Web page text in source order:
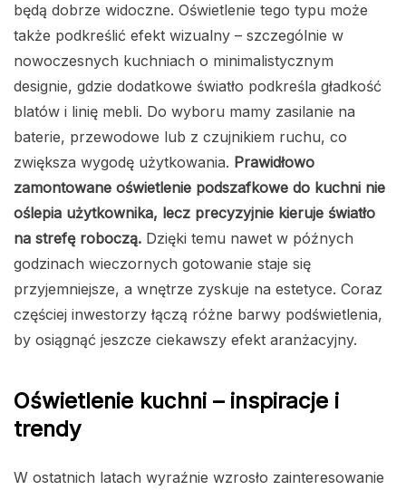
będą dobrze widoczne. Oświetlenie tego typu może
także podkreślić efekt wizualny – szczególnie w
nowoczesnych kuchniach o minimalistycznym
designie, gdzie dodatkowe światło podkreśla gładkość
blatów i linię mebli. Do wyboru mamy zasilanie na
baterie, przewodowe lub z czujnikiem ruchu, co
zwiększa wygodę użytkowania. Prawidłowo
zamontowane oświetlenie podszafkowe do kuchni nie
oślepia użytkownika, lecz precyzyjnie kieruje światło
na strefę roboczą. Dzięki temu nawet w późnych
godzinach wieczornych gotowanie staje się
przyjemniejsze, a wnętrze zyskuje na estetyce. Coraz
częściej inwestorzy łączą różne barwy podświetlenia,
by osiągnąć jeszcze ciekawszy efekt aranżacyjny.
Oświetlenie kuchni – inspiracje i
trendy
W ostatnich latach wyraźnie wzrosło zainteresowanie